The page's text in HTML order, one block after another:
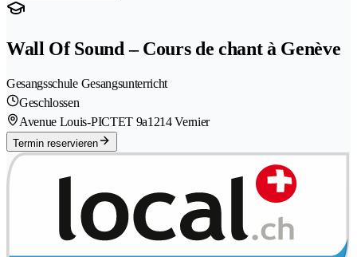
Wall Of Sound – Cours de chant à Genève
Gesangsschule Gesangsunterricht
Geschlossen
Avenue Louis-PICTET 9a1214 Vernier
Termin reservieren